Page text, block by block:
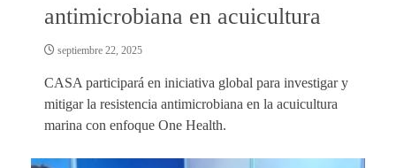
antimicrobiana en acuicultura
septiembre 22, 2025
CASA participará en iniciativa global para investigar y
mitigar la resistencia antimicrobiana en la acuicultura
marina con enfoque One Health.